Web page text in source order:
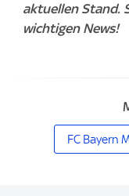
aktuellen Stand.
wichtigen News!
FC Bayern